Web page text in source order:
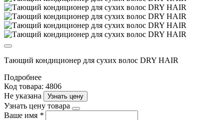
Тающий кондиционер для сухих волос DRY HAIR
Подробнее
Код товара: 4806
Не указана
Узнать цену
Узнать цену товара
Ваше имя *